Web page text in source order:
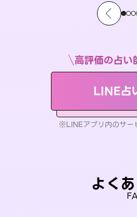
高評価の占い
LINE占
※LINEアプリ内のサー
よく